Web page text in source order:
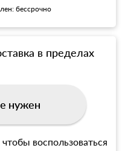
бессрочно
в пределах
нужен
чтобы воспользоваться